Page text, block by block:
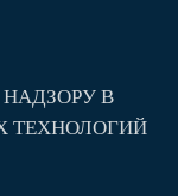
В
ТЕХНОЛОГИЙ